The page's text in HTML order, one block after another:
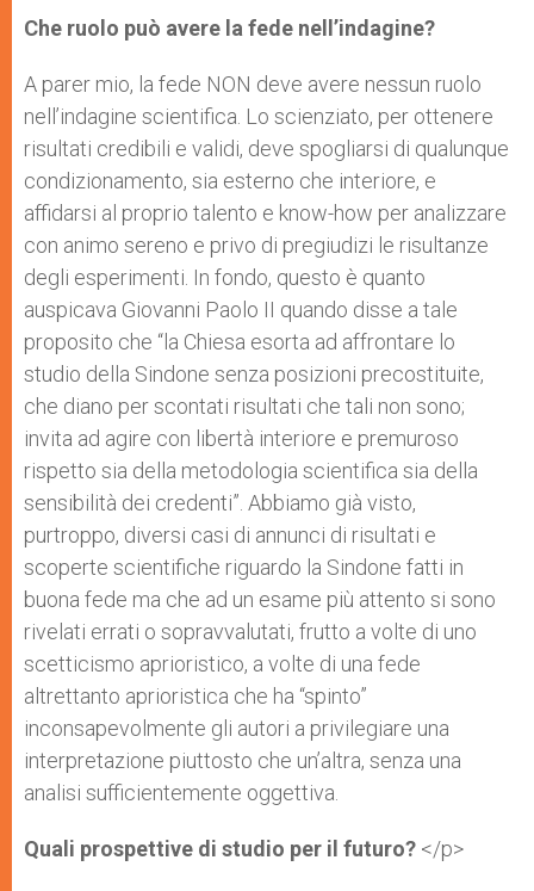
Che ruolo può avere la fede nell’indagine?
A parer mio, la fede NON deve avere nessun ruolo
nell’indagine scientifica. Lo scienziato, per ottenere
risultati credibili e validi, deve spogliarsi di qualunque
condizionamento, sia esterno che interiore, e
affidarsi al proprio talento e know-how per analizzare
con animo sereno e privo di pregiudizi le risultanze
degli esperimenti. In fondo, questo è quanto
auspicava Giovanni Paolo II quando disse a tale
proposito che “la Chiesa esorta ad affrontare lo
studio della Sindone senza posizioni precostituite,
che diano per scontati risultati che tali non sono;
invita ad agire con libertà interiore e premuroso
rispetto sia della metodologia scientifica sia della
sensibilità dei credenti”. Abbiamo già visto,
purtroppo, diversi casi di annunci di risultati e
scoperte scientifiche riguardo la Sindone fatti in
buona fede ma che ad un esame più attento si sono
rivelati errati o sopravvalutati, frutto a volte di uno
scetticismo aprioristico, a volte di una fede
altrettanto aprioristica che ha “spinto”
inconsapevolmente gli autori a privilegiare una
interpretazione piuttosto che un’altra, senza una
analisi sufficientemente oggettiva.
Quali prospettive di studio per il futuro? </p>